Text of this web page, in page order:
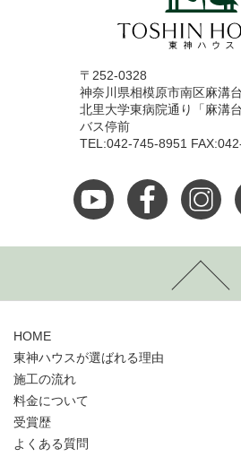
〒252-0328
神奈川県相模原市南区麻溝
北里大学東病院通り「麻溝
バス停前
TEL:042-745-8951
HOME
東神ハウスが選ばれる理由
施工の流れ
料金について
受賞歴
よくある質問